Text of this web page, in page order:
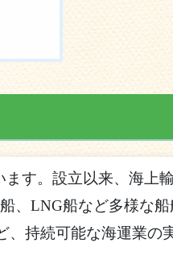
ます。設立以来、海上
、LNG船など多様な船
、持続可能な海運業の